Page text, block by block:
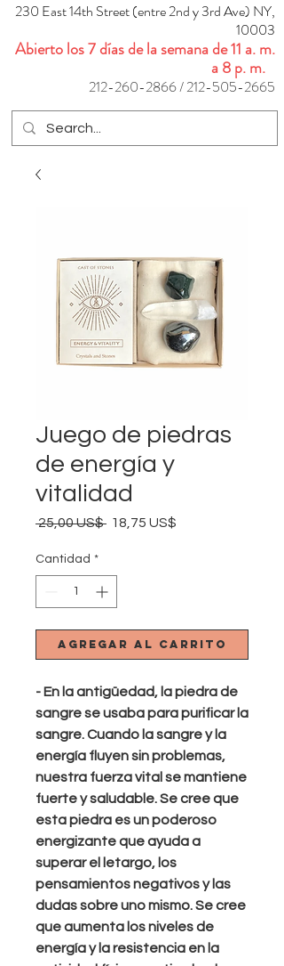
230 East 14th Street (entre 2nd y 3rd Ave) NY,
10003
Abierto los 7 días de la semana de 11 a. m.
a 8 p. m.
212-260-2866/212-505-2665
Juego de piedras
de energía y
vitalidad
25,00 US$ Precio
18,75 US$
Cantidad *
Agregar al carrito
- En la antigüedad, la piedra de
sangre se usaba para purificar la
sangre. Cuando la sangre y la
energía fluyen sin problemas,
nuestra fuerza vital se mantiene
fuerte y saludable. Se cree que
esta piedra es un poderoso
energizante que ayuda a
superar el letargo, los
pensamientos negativos y las
dudas sobre uno mismo. Se cree
que aumenta los niveles de
energía y la resistencia en la